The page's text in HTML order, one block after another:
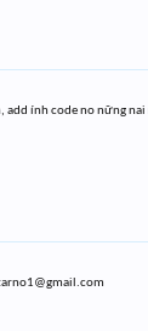
add ính code no nững